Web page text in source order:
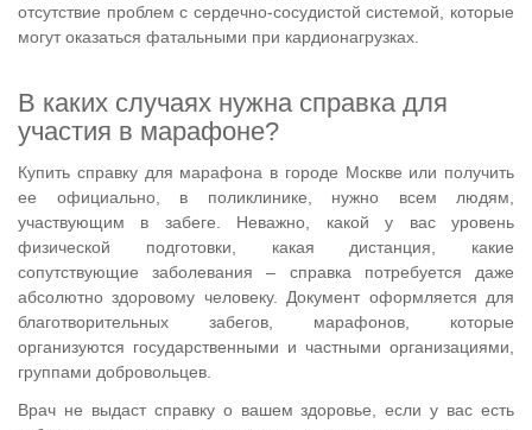
отсутствие проблем с сердечно-сосудистой системой, которые
могут оказаться фатальными при кардионагрузках.
В каких случаях нужна справка для
участия в марафоне?
Купить справку для марафона в городе Москве или получить
ее официально, в поликлинике, нужно всем людям,
участвующим в забеге. Неважно, какой у вас уровень
физической подготовки, какая дистанция, какие
сопутствующие заболевания – справка потребуется даже
абсолютно здоровому человеку. Документ оформляется для
благотворительных забегов, марафонов, которые
организуются государственными и частными организациями,
группами добровольцев.
Врач не выдаст справку о вашем здоровье, если у вас есть